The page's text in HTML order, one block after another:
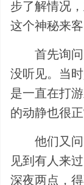
步了解情况
这个神秘来客
首先询
没听见。当
是一直在打
的动静也很正
他们又
见到有人来
深夜两点，